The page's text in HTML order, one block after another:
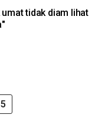
tidak diam lihat
5